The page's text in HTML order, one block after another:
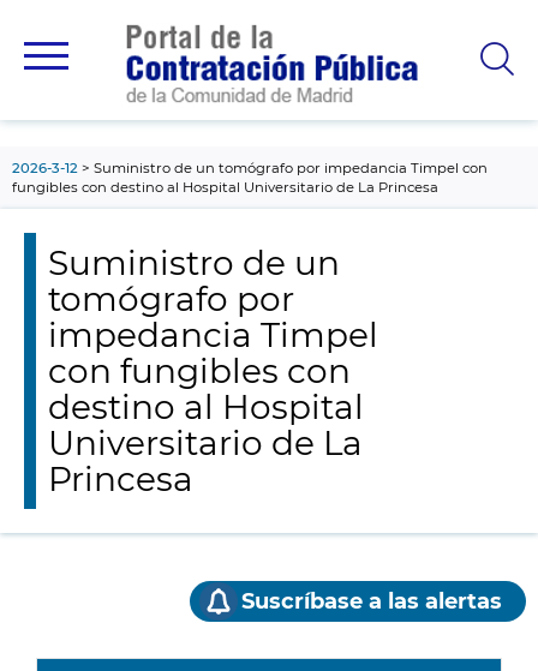
principal
2026-3-12
Suministro de un tomógrafo por impedancia Timpel con
fungibles con destino al Hospital Universitario de La Princesa
Suministro de un
tomógrafo por
impedancia Timpel
con fungibles con
destino al Hospital
Universitario de La
Princesa
Suscríbase a las alertas